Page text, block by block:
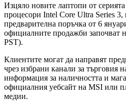
Изцяло новите лаптопи от
процесори Intel Core Ultra Series 3,
предварителна поръчка от 6
официалните продажби започват
PST).
Клиентите могат да направят
чрез избрани канали за търговия
информация за наличността и
официалния уебсайт на MSI или
медии.